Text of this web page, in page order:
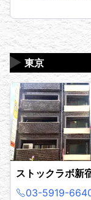
東京
▶
ストックラボ新
03-5919-